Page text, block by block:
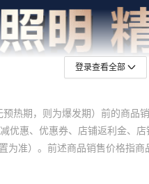
登录查看全部
热期，则为爆发期）前的商
惠、优惠券、店铺返利金
准）。前述商品销售价格指